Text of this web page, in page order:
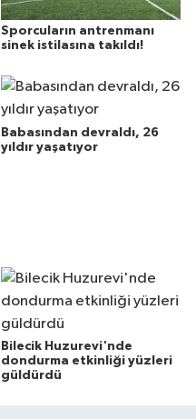
Sporcuların antrenmanı
sinek istilasına takıldı!
Babasından devraldı, 26
yıldır yaşatıyor
Bilecik Huzurevi'nde
dondurma etkinliği yüzleri
güldürdü